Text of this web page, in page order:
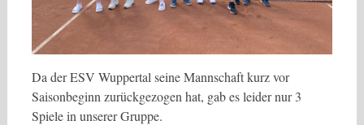
Da der ESV Wuppertal seine Mannschaft kurz vor
Saisonbeginn zurückgezogen hat, gab es leider nur 3
Spiele in unserer Gruppe.